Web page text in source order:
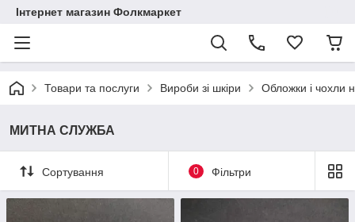
Інтернет магазин Фолкмаркет
Товари та послуги Вироби зі шкіри Обложки і чохли
МИТНА СЛУЖБА
Сортування 0 Фільтри